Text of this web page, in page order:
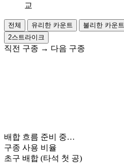
교
전체 유리한 카운트 불리한 카운트
2스트라이크
직전 구종 → 다음 구종
배합 흐름 준비 중…
구종 사용 비율
초구 배합 (타석 첫 공)